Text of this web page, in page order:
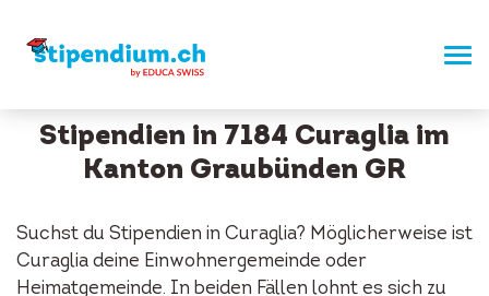
Stipendien in 7184 Curaglia im
Kanton Graubünden GR
Suchst du Stipendien in Curaglia? Möglicherweise ist
Curaglia deine Einwohnergemeinde oder
Heimatgemeinde. In beiden Fällen lohnt es sich zu